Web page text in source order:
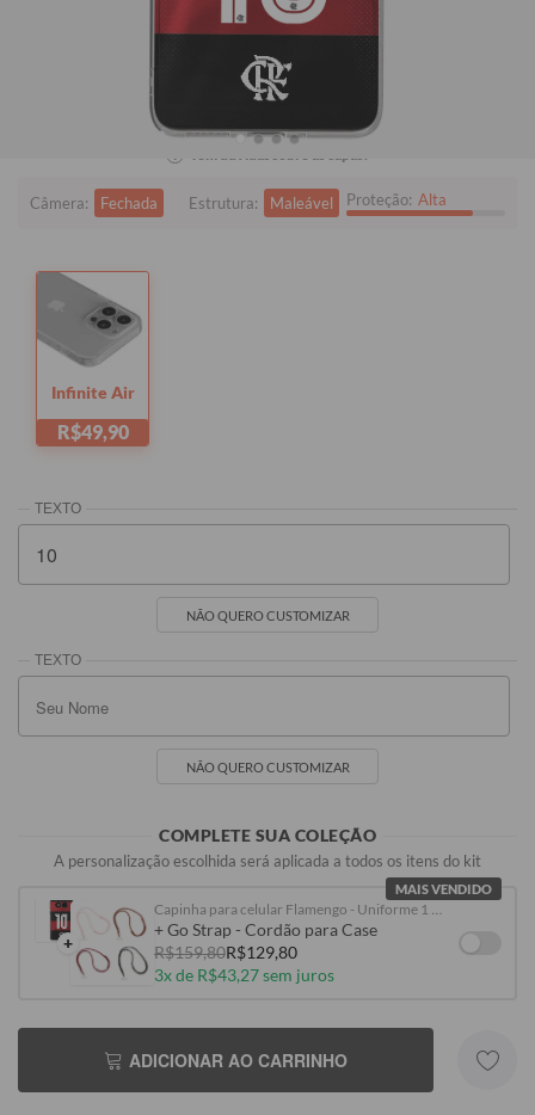
Xiaomi Redmi Note 14 Pro 5G
Quer checar se está comprando o modelo certo?
Clique aqui!
i Tem dúvidas sobre as capas?
Câmera: Fechada Estrutura: Maleável Proteção: Alta
Infinite Air
R$49,90
NÃO QUERO CUSTOMIZAR
NÃO QUERO CUSTOMIZAR
COMPLETE SUA COLEÇÃO
A personalização escolhida será aplicada a todos os itens do kit
MAIS VENDIDO
+
+ Go Strap - Cordão para Case
R$159,80R$129,80
3x de R$43,27 sem juros
ADICIONAR AO CARRINHO